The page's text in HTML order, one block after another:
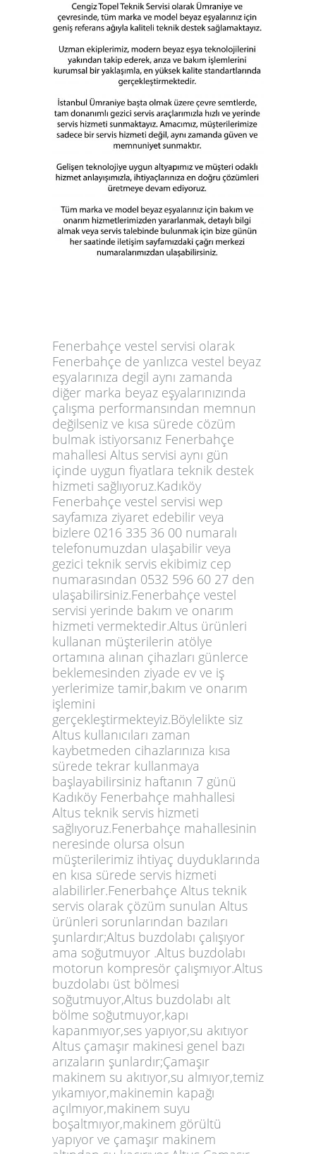
Fenerbahçe vestel servisi olarak
Fenerbahçe de yanlızca vestel beyaz
eşyalarınıza degil aynı zamanda
diğer marka beyaz eşyalarınızında
çalışma performansından memnun
değilseniz ve kısa sürede cözüm
bulmak istiyorsanız Fenerbahçe
mahallesi Altus servisi aynı gün
içinde uygun fiyatlara teknik destek
hizmeti sağlıyoruz.Kadıköy
Fenerbahçe vestel servisi wep
sayfamıza ziyaret edebilir veya
bizlere 0216 335 36 00 numaralı
telefonumuzdan ulaşabilir veya
gezici teknik servis ekibimiz cep
numarasından 0532 596 60 27 den
ulaşabilirsiniz.Fenerbahçe vestel
servisi yerinde bakım ve onarım
hizmeti vermektedir.Altus ürünleri
kullanan müşterilerin atölye
ortamına alınan çihazları günlerce
beklemesinden ziyade ev ve iş
yerlerimize tamir,bakım ve onarım
işlemini
gerçekleştirmekteyiz.Böylelikte siz
Altus kullanıcıları zaman
kaybetmeden cihazlarınıza kısa
sürede tekrar kullanmaya
başlayabilirsiniz haftanın 7 günü
Kadıköy Fenerbahçe mahhallesi
Altus teknik servis hizmeti
sağlıyoruz.Fenerbahçe mahallesinin
neresinde olursa olsun
müşterilerimiz ihtiyaç duyduklarında
en kısa sürede servis hizmeti
alabilirler.Fenerbahçe Altus teknik
servis olarak çözüm sunulan Altus
ürünleri sorunlarından bazıları
şunlardır;Altus buzdolabı çalışıyor
ama soğutmuyor .Altus buzdolabı
motorun kompresör çalışmıyor.Altus
buzdolabı üst bölmesi
soğutmuyor,Altus buzdolabı alt
bölme soğutmuyor,kapı
kapanmıyor,ses yapıyor,su akıtıyor
Altus çamaşır makinesi genel bazı
arızaların şunlardır;Çamaşır
makinem su akıtıyor,su almıyor,temiz
yıkamıyor,makinemin kapağı
açılmıyor,makinem suyu
boşaltmıyor,makinem görültü
yapıyor ve çamaşır makinem